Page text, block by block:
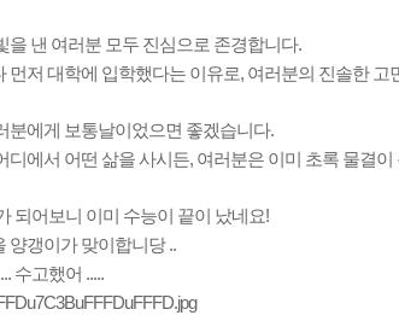
을 낸 여러분 모두 진심으로 존경합니다.
먼저 대학에 입학했다는 이유로, 여러분의 진솔한
분에게 보통날이었으면 좋겠습니다.
디에서 어떤 삶을 사시든, 여러분은 이미 초록 물결
되어보니 이미 수능이 끝이 났네요!
양갱이가 맞이합니당 ..
수고했어 .....